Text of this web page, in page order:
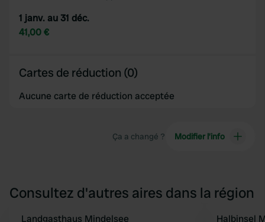
1 janv. au 31 déc.
41,00 €
Cartes de réduction (0)
Aucune carte de réduction acceptée
Ça a changé ? Modifier l’info
Consultez d'autres aires dans la région
Landgasthaus Mindelsee Halbinsel